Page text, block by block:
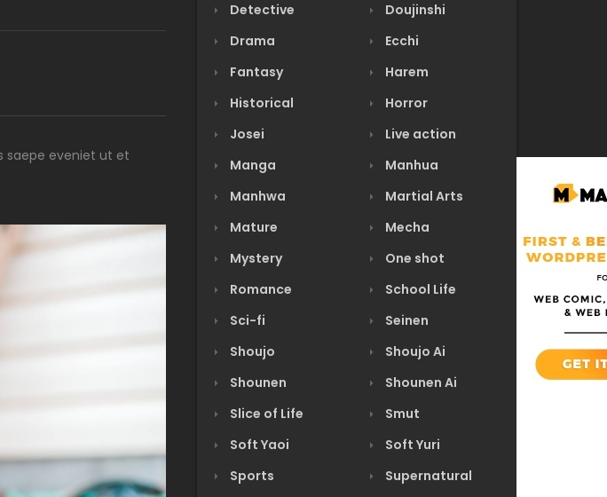
saepe eveniet ut et
Detective
Doujinshi
Drama
Ecchi
Fantasy
Harem
Historical
Horror
Josei
Live action
Manga
Manhua
Manhwa
Martial Arts
Mature
Mecha
Mystery
One shot
Romance
School Life
Sci-fi
Seinen
Shoujo
Shoujo Ai
Shounen
Shounen Ai
Slice of Life
Smut
Soft Yaoi
Soft Yuri
Sports
Supernatural